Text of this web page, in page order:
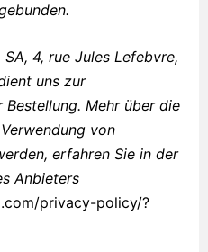
4, rue Jules Lefebvre,
uns zur
Mehr über die
von
erfahren Sie in der
Anbieters
privacy-policy/?